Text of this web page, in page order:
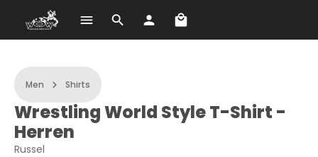
Ugrás a fő tartalomra A bevásárlókosár 0
Men Shirts
Wrestling World Style T-Shirt -
Herren
Russel